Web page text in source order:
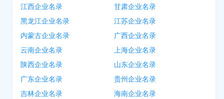
江西企业名录
甘肃企业名录
黑龙江企业名录
江苏企业名录
内蒙古企业名录
广西企业名录
云南企业名录
上海企业名录
陕西企业名录
山东企业名录
广东企业名录
贵州企业名录
吉林企业名录
海南企业名录